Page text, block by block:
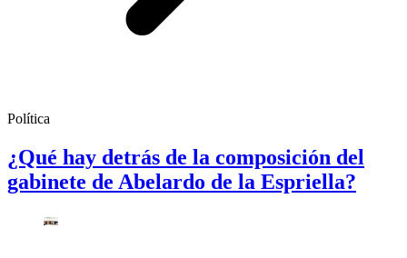
Política
¿Qué hay detrás de la composición del
gabinete de Abelardo de la Espriella?